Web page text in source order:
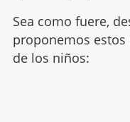
Sea como fuere,
proponemos
de los niños: